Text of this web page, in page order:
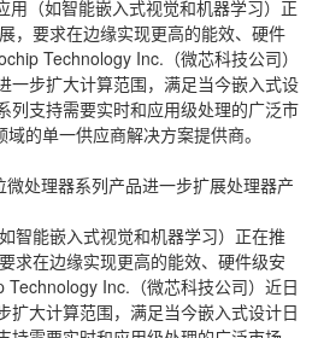
用（如智能嵌入式视觉和机器学习）正
，要求在边缘实现更高的能效、硬件
Technology Inc.（微芯科技公司）
一步扩大计算范围，满足当今嵌入式设
列支持需要实时和应用级处理的广泛市
的单一供应商解决方案提供商。
处理器系列产品进一步扩展处理器产
能嵌入式视觉和机器学习）正在推
求在边缘实现更高的能效、硬件级安
Inc.（微芯科技公司）近日
扩大计算范围，满足当今嵌入式设计日